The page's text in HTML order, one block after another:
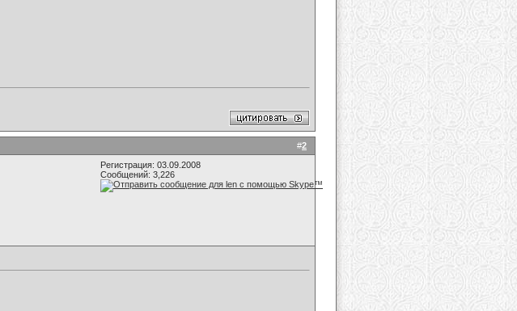
#2
Регистрация: 03.09.2008
Сообщений: 3,226